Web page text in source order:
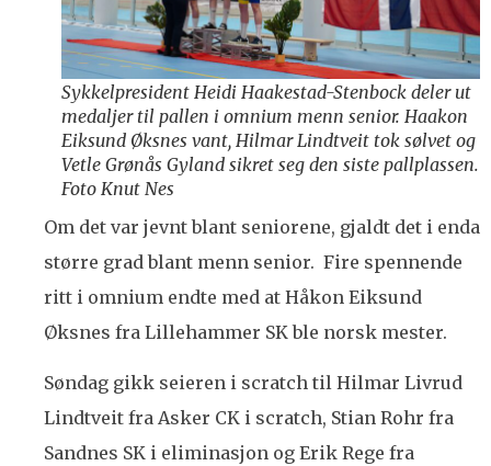
Sykkelpresident Heidi Haakestad-Stenbock deler ut
medaljer til pallen i omnium menn senior. Haakon
Eiksund Øksnes vant, Hilmar Lindtveit tok sølvet og
Vetle Grønås Gyland sikret seg den siste pallplassen.
Foto Knut Nes
Om det var jevnt blant seniorene, gjaldt det i enda
større grad blant menn senior. Fire spennende
ritt i omnium endte med at Håkon Eiksund
Øksnes fra Lillehammer SK ble norsk mester.
Søndag gikk seieren i scratch til Hilmar Livrud
Lindtveit fra Asker CK i scratch, Stian Rohr fra
Sandnes SK i eliminasjon og Erik Rege fra